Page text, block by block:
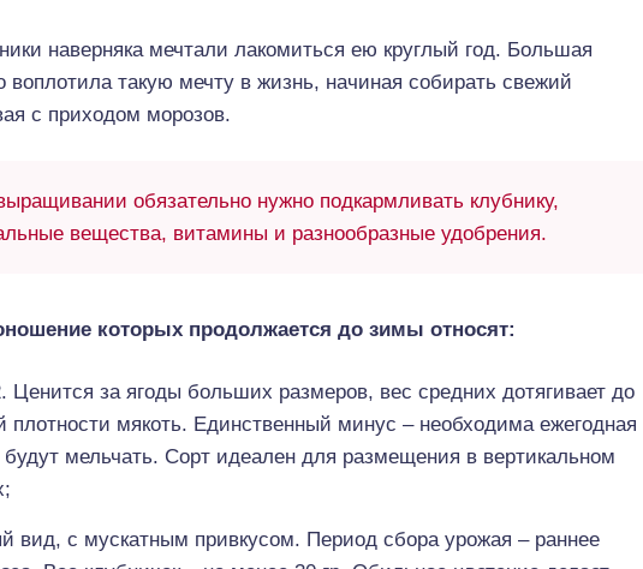
наверняка мечтали лакомиться ею круглый год. Большая
воплотила такую мечту в жизнь, начиная собирать свежий
с приходом морозов.
обязательно нужно подкармливать клубнику,
вещества, витамины и разнообразные удобрения.
которых продолжается до зимы относят:
Ценится за ягоды больших размеров, вес средних дотягивает до
плотности мякоть. Единственный минус – необходима ежегодная
мельчать. Сорт идеален для размещения в вертикальном
вид, с мускатным привкусом. Период сбора урожая – раннее